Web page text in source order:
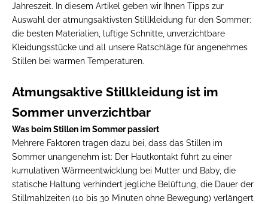
Jahreszeit. In diesem Artikel geben wir Ihnen Tipps zur
Auswahl der atmungsaktivsten Stillkleidung für den Sommer:
die besten Materialien, luftige Schnitte, unverzichtbare
Kleidungsstücke und all unsere Ratschläge für angenehmes
Stillen bei warmen Temperaturen.
Atmungsaktive Stillkleidung ist im
Sommer unverzichtbar
Was beim Stillen im Sommer passiert
Mehrere Faktoren tragen dazu bei, dass das Stillen im
Sommer unangenehm ist: Der Hautkontakt führt zu einer
kumulativen Wärmeentwicklung bei Mutter und Baby, die
statische Haltung verhindert jegliche Belüftung, die Dauer der
Stillmahlzeiten (10 bis 30 Minuten ohne Bewegung) verlängert